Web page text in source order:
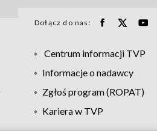
Dołącz do nas:
Centrum informacji TVP
Informacje o nadawcy
Zgłoś program (ROPAT)
Kariera w TVP